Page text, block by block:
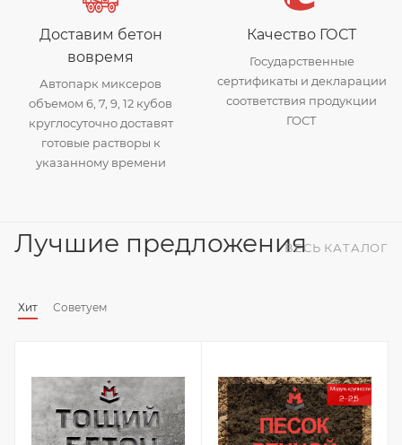
Доставим бетон
вовремя
Автопарк миксеров
объемом 6, 7, 9, 12 кубов
круглосуточно доставят
готовые растворы к
указанному времени
Качество ГОСТ
Государственные
сертификаты и декларации
соответствия продукции
ГОСТ
Лучшие предложения
Хит Советуем
ВЕСЬ КАТАЛОГ